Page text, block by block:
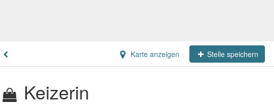
Karte anzeigen Stelle speichern
Keizerin